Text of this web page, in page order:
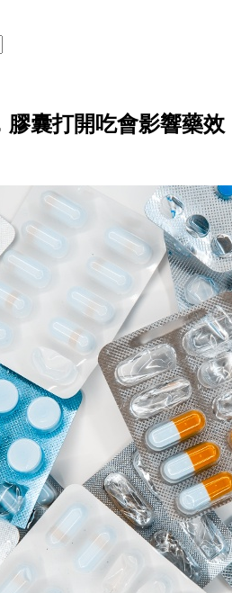
膠囊打開吃會影響藥效